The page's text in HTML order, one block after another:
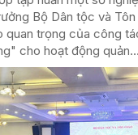
Bộ Dân tộc và
quan trọng của công
cho hoạt động quản...